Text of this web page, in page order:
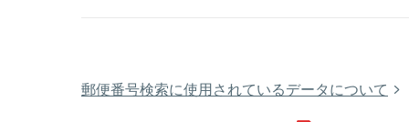
郵便番号検索に使用されているデータについて